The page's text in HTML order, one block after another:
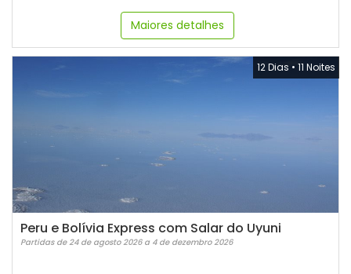
Maiores detalhes
12 Dias • 11 Noites
Peru e Bolívia Express com Salar do Uyuni
Partidas de 24 de agosto 2026 a 4 de dezembro 2026